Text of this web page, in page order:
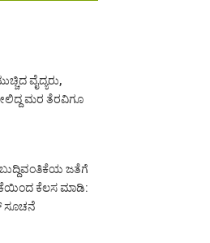
ವೈದ್ಯರು,
ಮರ ತೆರವಿಗೂ
ಜತೆಗೆ
ಕೆಲಸ ಮಾಡಿ:
ಸೂಚನೆ